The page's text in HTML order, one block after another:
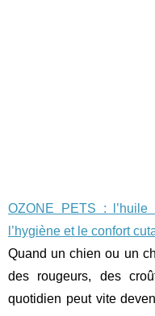
OZONE PETS :
l’hygiène et le confort
Quand un chien ou un
des rougeurs, des
quotidien peut vite